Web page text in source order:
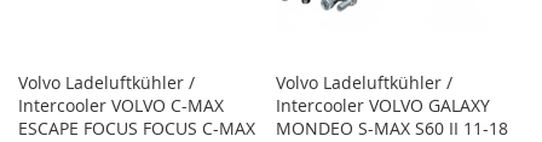
Volvo Ladeluftkühler /
Intercooler VOLVO C-MAX
ESCAPE FOCUS FOCUS C-MAX
Volvo Ladeluftkühler /
Intercooler VOLVO GALAXY
MONDEO S-MAX S60 II 11-18